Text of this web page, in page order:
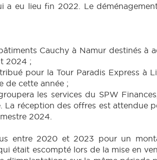
eu lieu fin 2022. Le
Cauchy à Namur destinés à
2024 ;
pour la Tour Paradis Express à
de cette année ;
les services du SPW
La réception des offres est attendue
2024.
entre 2020 et 2023 pour un
était escompté lors de la mise en